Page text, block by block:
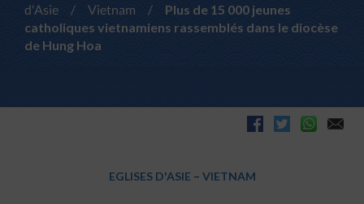
d'Asie
/ Vietnam /
Plus de 15 000 jeunes
catholiques vietnamiens rassemblés dans le diocèse
de Hung Hoa
EGLISES D'ASIE – VIETNAM